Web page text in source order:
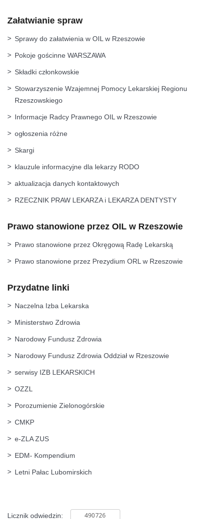
Załatwianie spraw
Sprawy do załatwienia w OIL w Rzeszowie
Pokoje gościnne WARSZAWA
Składki członkowskie
Stowarzyszenie Wzajemnej Pomocy Lekarskiej Regionu
Rzeszowskiego
Informacje Radcy Prawnego OIL w Rzeszowie
ogłoszenia różne
Skargi
klauzule informacyjne dla lekarzy RODO
aktualizacja danych kontaktowych
RZECZNIK PRAW LEKARZA i LEKARZA DENTYSTY
Prawo stanowione przez OIL w Rzeszowie
Prawo stanowione przez Okręgową Radę Lekarską
Prawo stanowione przez Prezydium ORL w Rzeszowie
Przydatne linki
Naczelna Izba Lekarska
Ministerstwo Zdrowia
Narodowy Fundusz Zdrowia
Narodowy Fundusz Zdrowia Oddział w Rzeszowie
serwisy IZB LEKARSKICH
OZZL
Porozumienie Zielonogórskie
CMKP
e-ZLA ZUS
EDM- Kompendium
Letni Pałac Lubomirskich
Licznik odwiedzin: